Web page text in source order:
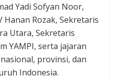
Yadi Sofyan Noor,
Hanan Rozak, Sekretaris
Utara, Sekretaris
YAMPI, serta jajaran
provinsi, dan
Indonesia.